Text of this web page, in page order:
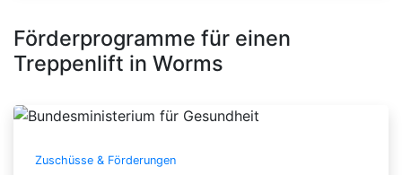
Förderprogramme für einen
Treppenlift in Worms
Zuschüsse & Förderungen